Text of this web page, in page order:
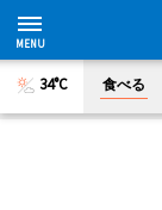
34°C 食べる